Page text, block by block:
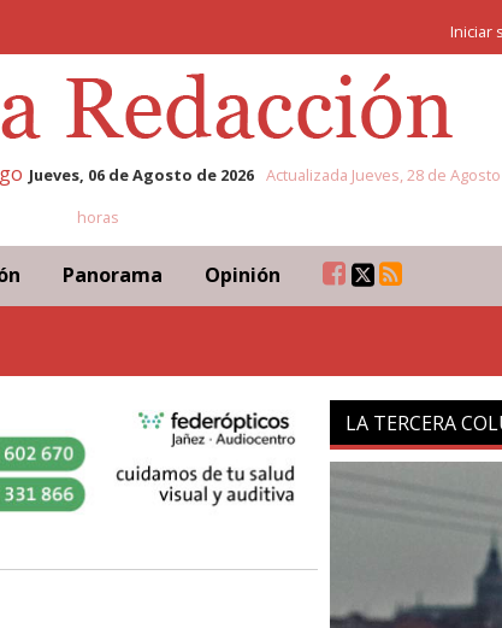
Iniciar
Jueves, 06 de Agosto de 2026 Actualizada Jueves, 28 de
horas
Panorama Opinión
LA TERCERA